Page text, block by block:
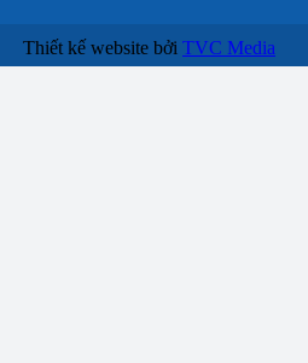
Thiết kế website bởi TVC Media